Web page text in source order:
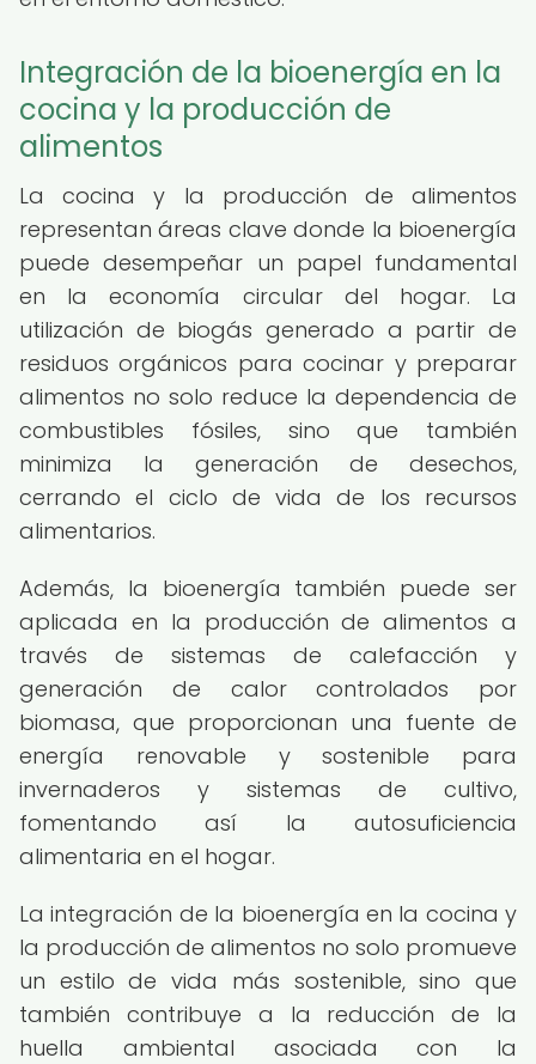
Integración de la bioenergía en la
cocina y la producción de
alimentos
La cocina y la producción de alimentos
representan áreas clave donde la bioenergía
puede desempeñar un papel fundamental
en la economía circular del hogar. La
utilización de biogás generado a partir de
residuos orgánicos para cocinar y preparar
alimentos no solo reduce la dependencia de
combustibles fósiles, sino que también
minimiza la generación de desechos,
cerrando el ciclo de vida de los recursos
alimentarios.
Además, la bioenergía también puede ser
aplicada en la producción de alimentos a
través de sistemas de calefacción y
generación de calor controlados por
biomasa, que proporcionan una fuente de
energía renovable y sostenible para
invernaderos y sistemas de cultivo,
fomentando así la autosuficiencia
alimentaria en el hogar.
La integración de la bioenergía en la cocina y
la producción de alimentos no solo promueve
un estilo de vida más sostenible, sino que
también contribuye a la reducción de la
huella ambiental asociada con la